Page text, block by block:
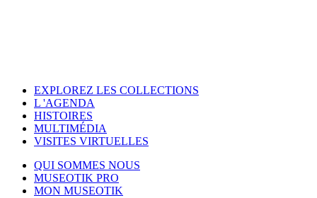
EXPLOREZ LES COLLECTIONS
L 'AGENDA
HISTOIRES
MULTIMÉDIA
VISITES VIRTUELLES
QUI SOMMES NOUS
MUSEOTIK PRO
MON MUSEOTIK